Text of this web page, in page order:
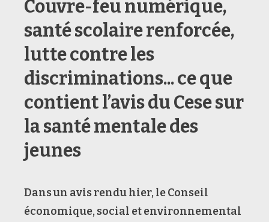
Couvre-feu numérique,
santé scolaire renforcée,
lutte contre les
discriminations... ce que
contient l’avis du Cese sur
la santé mentale des
jeunes
Dans un avis rendu hier, le Conseil
économique, social et environnemental